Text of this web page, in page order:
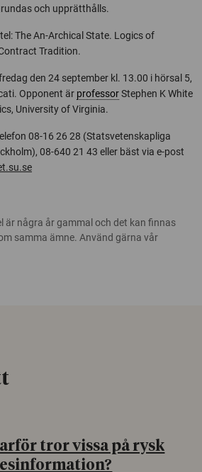
och upprätthålls.
The An-Archical State. Logics of
Tradition.
den 24 september kl. 13.00 i hörsal 5,
Opponent är professorStephen K White
University of Virginia.
08-16 26 28 (Statsvetenskapliga
08-640 21 43 eller bäst via e-post
är några år gammal och det kan finnas
samma ämne. Använd gärna vår
tror vissa på rysk